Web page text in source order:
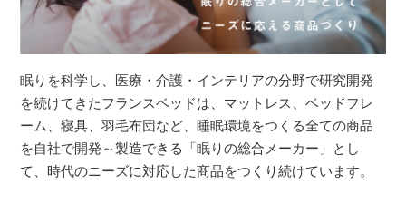
眠りを科学し、医療・介護・インテリアの分野で研究開発
を続けてきたフランスベッドは、マットレス、ベッドフレ
ーム、寝具、羽毛布団など、睡眠環境をつくる全ての商品
を自社で開発～製造できる「眠りの総合メーカー」とし
て、時代のニーズに対応した商品をつくり続けています。